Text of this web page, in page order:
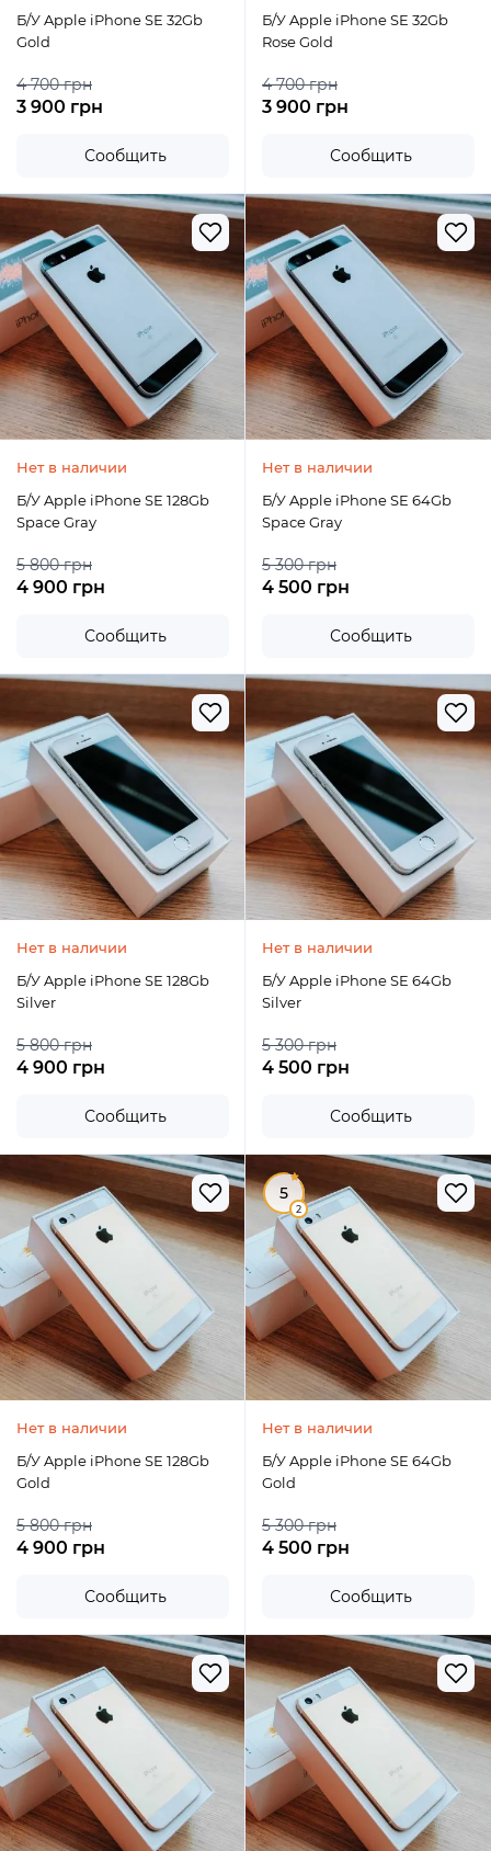
Б/У Apple iPhone SE 32Gb
Gold
4 700 грн
3 900 грн
Сообщить
Б/У Apple iPhone SE 32Gb
Rose Gold
4 700 грн
3 900 грн
Сообщить
Нет в наличии
Б/У Apple iPhone SE 128Gb
Space Gray
5 800 грн
4 900 грн
Сообщить
Нет в наличии
Б/У Apple iPhone SE 64Gb
Space Gray
5 300 грн
4 500 грн
Сообщить
Нет в наличии
Б/У Apple iPhone SE 128Gb
Silver
5 800 грн
4 900 грн
Сообщить
Нет в наличии
Б/У Apple iPhone SE 64Gb
Silver
5 300 грн
4 500 грн
Сообщить
Нет в наличии
Б/У Apple iPhone SE 128Gb
Gold
5 800 грн
4 900 грн
Сообщить
5
2
Нет в наличии
Б/У Apple iPhone SE 64Gb
Gold
5 300 грн
4 500 грн
Сообщить